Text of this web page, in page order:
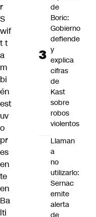
r
S
wif
tt
a
m
bi
én
est
uv
o
pr
es
en
te
en
Ba
lti
de
Boric:
Gobierno
defiende
y
explica
cifras
de
Kast
sobre
robos
violentos
Llaman
a
no
utilizarlo:
Sernac
emite
alerta
de